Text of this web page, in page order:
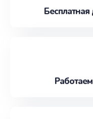
Бесплатная